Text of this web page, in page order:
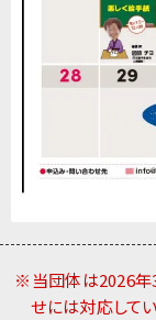
※当団体は2026年
せには対応して